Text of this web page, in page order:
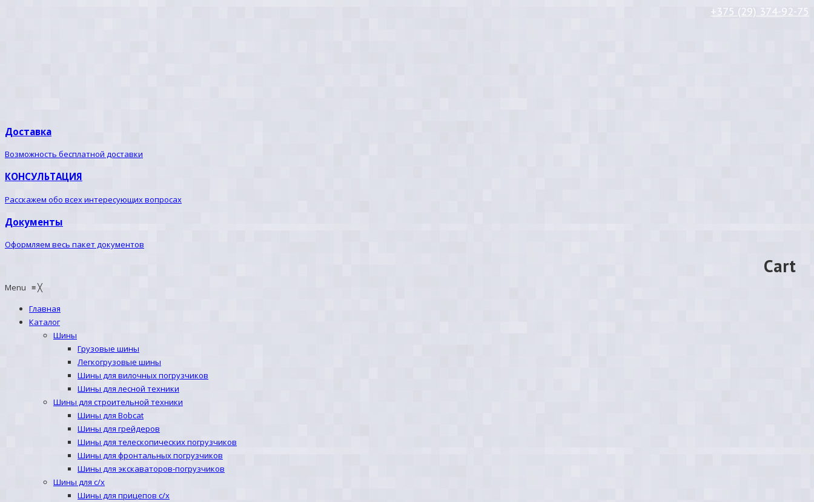
+375 (29) 374-92-75
Доставка
Возможность бесплатной доставки
КОНСУЛЬТАЦИЯ
Расскажем обо всех интересующих вопросах
Документы
Оформляем весь пакет документов
Cart
Menu ≡╳
Главная
Каталог
Шины
Грузовые шины
Легкогрузовые шины
Шины для вилочных погрузчиков
Шины для лесной техники
Шины для строительной техники
Шины для Bobcat
Шины для грейдеров
Шины для телескопических погрузчиков
Шины для фронтальных погрузчиков
Шины для экскаваторов-погрузчиков
Шины для с/х
Шины для прицепов с/х